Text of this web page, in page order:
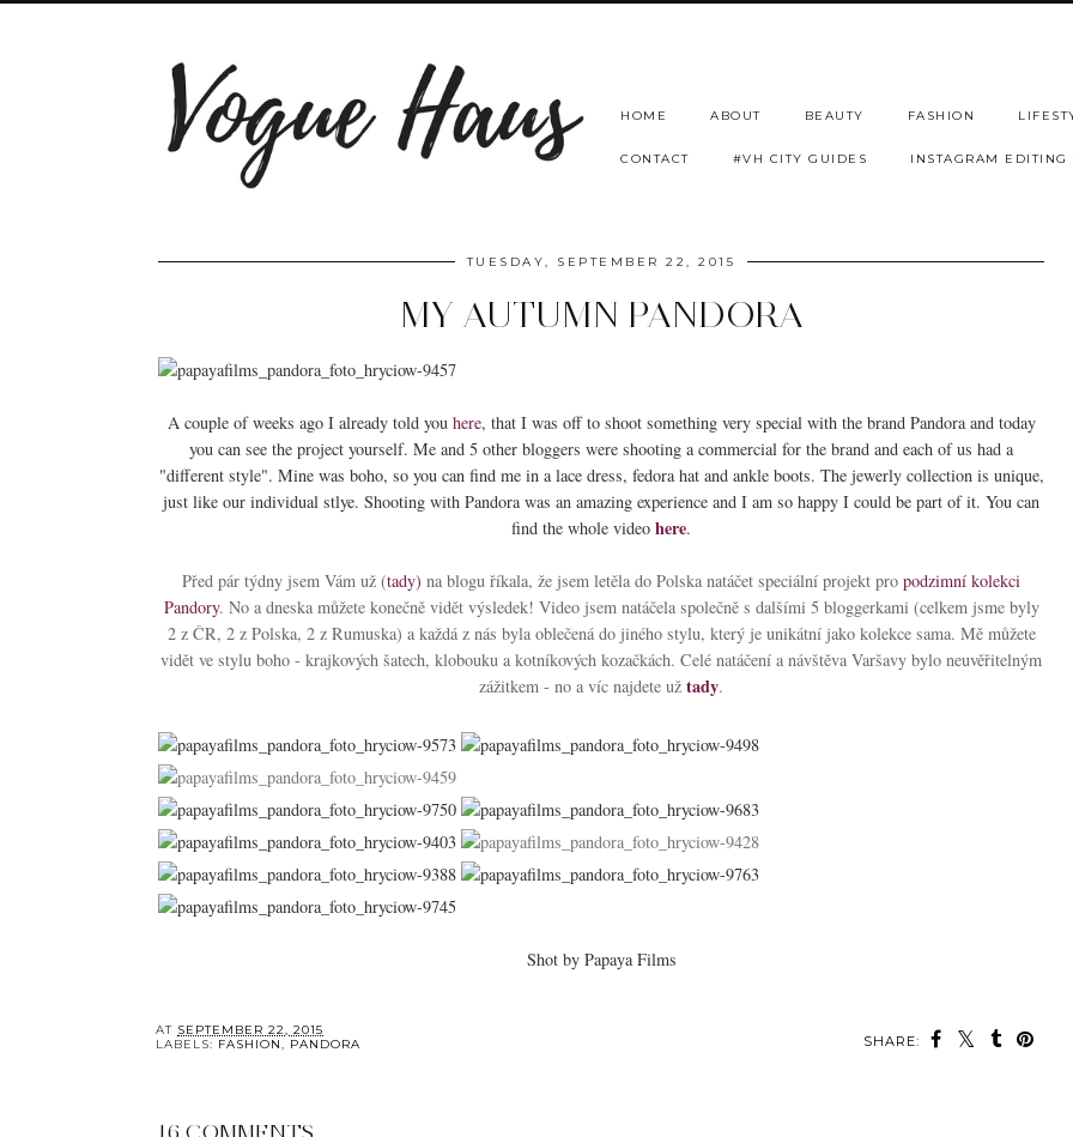
HOME ABOUT BEAUTY FASHION
CONTACT #VH CITY GUIDES INSTAGRAM EDITING
TUESDAY, SEPTEMBER 22, 2015
MY AUTUMN PANDORA
A couple of weeks ago I already told you here, that I was off to shoot something very special with the brand Pandora and today
you can see the project yourself. Me and 5 other bloggers were shooting a commercial for the brand and each of us had a
"different style". Mine was boho, so you can find me in a lace dress, fedora hat and ankle boots. The jewerly collection is unique,
just like our individual stlye. Shooting with Pandora was an amazing experience and I am so happy I could be part of it. You can
find the whole video here.
Před pár týdny jsem Vám už (tady) na blogu říkala, že jsem letěla do Polska natáčet speciální projekt pro podzimní kolekci
Pandory. No a dneska můžete konečně vidět výsledek! Video jsem natáčela společně s dalšími 5 bloggerkami (celkem jsme byly
2 z ČR, 2 z Polska, 2 z Rumuska) a každá z nás byla oblečená do jiného stylu, který je unikátní jako kolekce sama. Mě můžete
vidět ve stylu boho - krajkových šatech, klobouku a kotníkových kozačkách. Celé natáčení a návštěva Varšavy bylo neuvěřitelným
zážitkem - no a víc najdete už tady.
Shot by Papaya Films
SHARE: